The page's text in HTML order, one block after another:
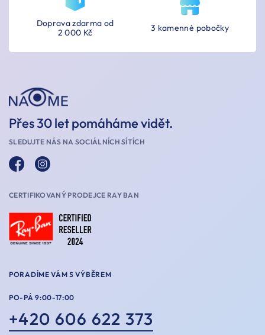
3 kamenné pobočky
Doprava zdarma od
2 000 Kč
Přes 30 let pomáháme vidět.
SLEDUJTE NÁS NA SOCIÁLNÍCH SÍTÍCH
CERTIFIKOVANÝ PRODEJCE RAY BAN
PORADÍME VÁM S VÝBĚREM
PO-PÁ 9:00-17:00
+420 606 622 373